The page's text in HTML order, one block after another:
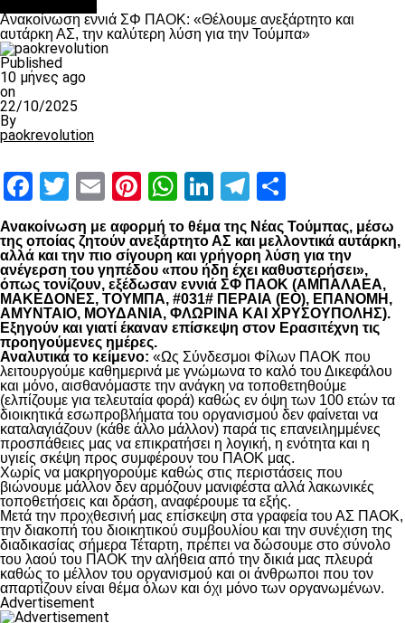
Ανακοίνωση εννιά ΣΦ ΠΑΟΚ: «Θέλουμε ανεξάρτητο και
αυτάρκη ΑΣ, την καλύτερη λύση για την Τούμπα»
Published
10 μήνες ago
on
22/10/2025
By
paokrevolution
Facebook
Twitter
EmailPinterest
WhatsApp
LinkedIn
Telegram
Ανακοίνωση με αφορμή το θέμα της Νέας Τούμπας, μέσω
της οποίας ζητούν ανεξάρτητο ΑΣ και μελλοντικά αυτάρκη,
αλλά και την πιο σίγουρη και γρήγορη λύση για την
ανέγερση του γηπέδου «που ήδη έχει καθυστερήσει»,
όπως τονίζουν, εξέδωσαν εννιά ΣΦ ΠΑΟΚ (ΑΜΠΑΛΑΕΑ,
ΜΑΚΕΔΟΝΕΣ, ΤΟΥΜΠΑ, #031# ΠΕΡΑΙΑ (ΕΟ), ΕΠΑΝΟΜΗ,
ΑΜΥΝΤΑΙΟ, ΜΟΥΔΑΝΙΑ, ΦΛΩΡΙΝΑ ΚΑΙ ΧΡΥΣΟΥΠΟΛΗΣ).
Εξηγούν και γιατί έκαναν επίσκεψη στον Ερασιτέχνη τις
προηγούμενες ημέρες.
Αναλυτικά το κείμενο: «Ως Σύνδεσμοι Φίλων ΠΑΟΚ που
λειτουργούμε καθημερινά με γνώμωνα το καλό του Δικεφάλου
και μόνο, αισθανόμαστε την ανάγκη να τοποθετηθούμε
(ελπίζουμε για τελευταία φορά) καθώς εν όψη των 100 ετών τα
διοικητικά εσωπροβλήματα του οργανισμού δεν φαίνεται να
καταλαγιάζουν (κάθε άλλο μάλλον) παρά τις επανειλημμένες
προσπάθειες μας να επικρατήσει η λογική, η ενότητα και η
υγιείς σκέψη προς συμφέρουν του ΠΑΟΚ μας.
Χωρίς να μακρηγορούμε καθώς στις περιστάσεις που
βιώνουμε μάλλον δεν αρμόζουν μανιφέστα αλλά λακωνικές
τοποθετήσεις και δράση, αναφέρουμε τα εξής.
Μετά την προχθεσινή μας επίσκεψη στα γραφεία του ΑΣ ΠΑΟΚ,
την διακοπή του διοικητικού συμβουλίου και την συνέχιση της
διαδικασίας σήμερα Τέταρτη, πρέπει να δώσουμε στο σύνολο
του λαού του ΠΑΟΚ την αλήθεια από την δικιά μας πλευρά
καθώς το μέλλον του οργανισμού και οι άνθρωποι που τον
απαρτίζουν είναι θέμα όλων και όχι μόνο των οργανωμένων.
Advertisement